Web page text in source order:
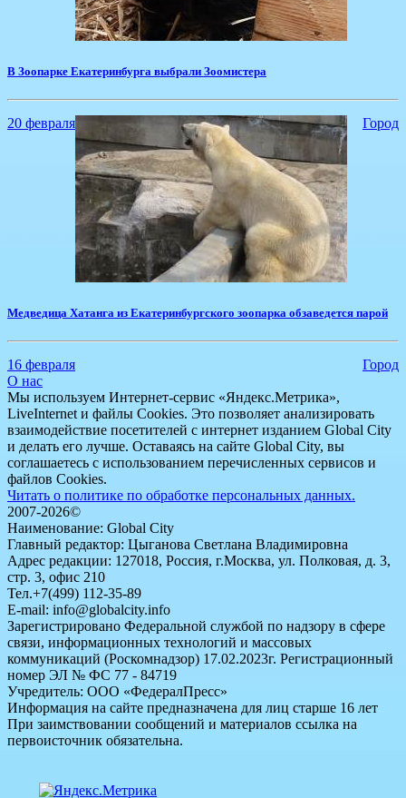
В Зоопарке Екатеринбурга выбрали Зоомистера
20 февраля Город
​Медведица Хатанга из Екатеринбургского зоопарка обзаведется парой
16 февраля
Город
О нас
Мы используем Интернет-сервис «Яндекс.Метрика»,
LiveInternet и файлы Cookies. Это позволяет анализировать
взаимодействие посетителей с интернет изданием Global City
и делать его лучше. Оставаясь на сайте Global City, вы
соглашаетесь с использованием перечисленных сервисов и
файлов Cookies.
Читать о политике по обработке персональных данных.
2007-2026©
Наименование: Global City
Главный редактор: Цыганова Светлана Владимировна
Адрес редакции: 127018, Россия, г.Москва, ул. Полковая, д. 3,
стр. 3, офис 210
Тел.+7(499) 112-35-89
E-mail: info@globalcity.info
Зарегистрировано Федеральной службой по надзору в сфере
связи, информационных технологий и массовых
коммуникаций (Роскомнадзор) 17.02.2023г. Регистрационный
номер ЭЛ № ФС 77 - 84719
Учредитель: ООО «ФедералПресс»
Информация на сайте предназначена для лиц старше 16 лет
При заимствовании сообщений и материалов ссылка на
первоисточник обязательна.